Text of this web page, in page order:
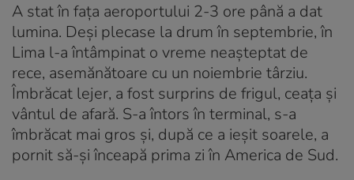
A stat în fața aeroportului 2-3 ore până a dat
lumina. Deși plecase la drum în septembrie, în
Lima l-a întâmpinat o vreme neașteptat de
rece, asemănătoare cu un noiembrie târziu.
Îmbrăcat lejer, a fost surprins de frigul, ceața și
vântul de afară. S-a întors în terminal, s-a
îmbrăcat mai gros și, după ce a ieșit soarele, a
pornit să-și înceapă prima zi în America de Sud.